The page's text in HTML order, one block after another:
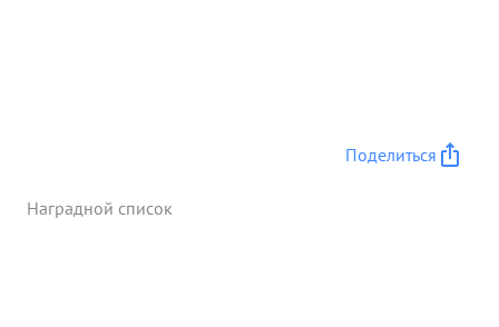
уничтожено: пулеметов % Л 4, 40 немецких солдат
батарей гв. под полковник Дворкию заслуживает
Поделиться
Наградной список